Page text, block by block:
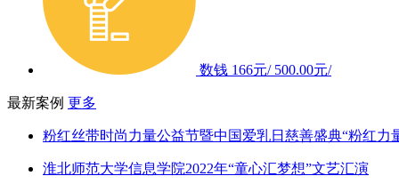
数钱 166元/ 500.00元/
最新案例 更多
粉红丝带时尚力量公益节暨中国爱乳日慈善盛典“粉红力
淮北师范大学信息学院2022年“童心汇梦想”文艺汇演